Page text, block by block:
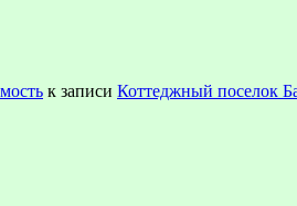
к записи Коттеджный поселок